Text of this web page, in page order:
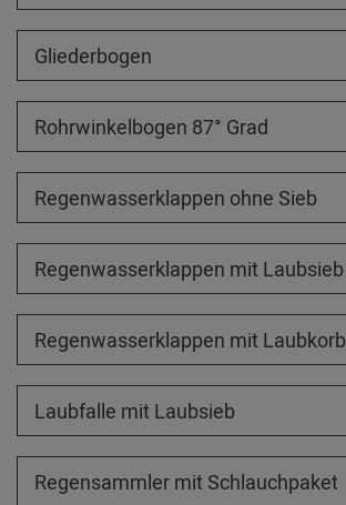
Gliederbogen
Rohrwinkelbogen 87° Grad
Regenwasserklappen ohne Sieb
Regenwasserklappen mit Laubsieb
Regenwasserklappen mit Laubkorb
Laubfalle mit Laubsieb
Regensammler mit Schlauchpaket